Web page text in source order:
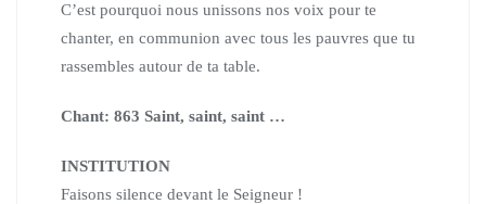
C’est pourquoi nous unissons nos voix pour te
chanter, en communion avec tous les pauvres que tu
rassembles autour de ta table.
Chant: 863 Saint, saint, saint …
INSTITUTION
Faisons silence devant le Seigneur !